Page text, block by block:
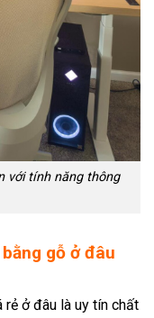
với tính năng thông
gỗ ở đâu
ở đâu là uy tín chất